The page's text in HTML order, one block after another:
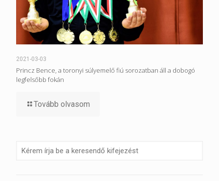
2021-03-03
Princz Bence, a toronyi súlyemelő fiú sorozatban áll a dobogó
legfelsőbb fokán
Tovább olvasom